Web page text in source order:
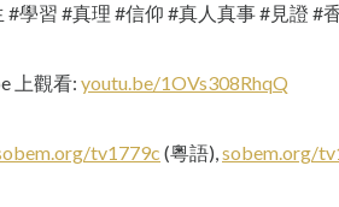
#學習 #真理 #信仰 #真人真事 #見證 #
上觀看: youtu.be/1OVs308RhqQ
tv1779c (粵語),sobem.org/